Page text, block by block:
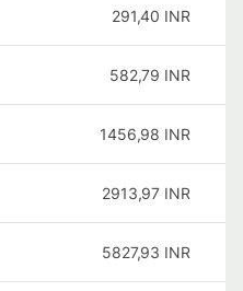
291,40 INR
582,79 INR
1456,98 INR
2913,97 INR
5827,93 INR